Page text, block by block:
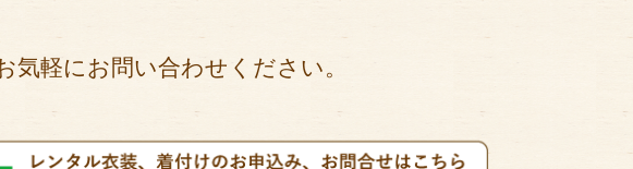
軽にお問い合わせください。